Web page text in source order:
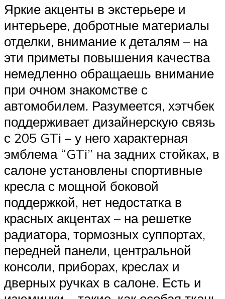
Яркие акценты в экстерьере и
интерьере, добротные материалы
отделки, внимание к деталям – на
эти приметы повышения качества
немедленно обращаешь внимание
при очном знакомстве с
автомобилем. Разумеется, хэтчбек
поддерживает дизайнерскую связь
с 205 GTi – у него характерная
эмблема “GTi” на задних стойках, в
салоне установлены спортивные
кресла с мощной боковой
поддержкой, нет недостатка в
красных акцентах – на решетке
радиатора, тормозных суппортах,
передней панели, центральной
консоли, приборах, креслах и
дверных ручках в салоне. Есть и